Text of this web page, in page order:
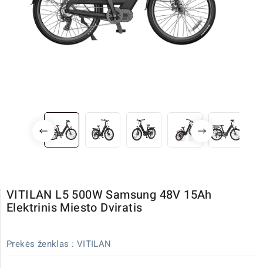
VITILAN L5 500W Samsung 48V 15Ah
Elektrinis Miesto Dviratis
Prekės ženklas : VITILAN